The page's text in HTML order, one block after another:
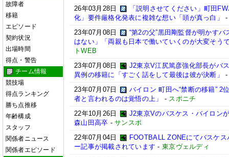
故障者
移籍
エピソード
契約状況
出場時間
得点・警告
チーム情報
競技場
得点ランキング
勝ち点推移
年齢構成
スタッフ
関係者ニュース
関係者エピソード
26年03月28日
「説明させてください」町田
化」要件厳格化発表に複雑な想い「頭が真っ白」
23年07月08日
“第2の父”黒田剛監督が明かす
はない」「両親も日本で働いていくのが大変そう
トWEB
23年07月08日
J2東京V江尻篤彦強化部長がバ
異例の移籍に「すごく話をして最後は彼が決断」
23年07月07日
バイロン 町田へ“禁断の移籍” 2
者と言われるのは覚悟の上」
- スポニチ
22年10月26日
J2東京Vのバスケス・バイロン
森山田高卒 -サンスポ
22年07月04日
FOOTBALL ZONEにてバスケ
ー記事が掲載されています -東京ヴェルディ